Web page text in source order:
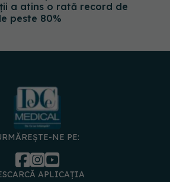
URMĂREȘTE-NE PE: